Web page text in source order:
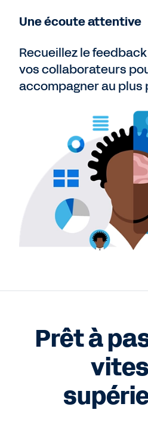
Une écoute attentive
Recueillez le
vos collaborateurs
accompagner au plus
Prêt à